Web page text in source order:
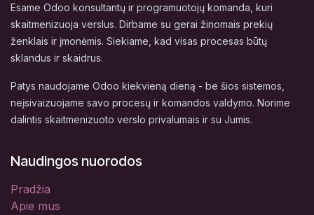
Esame Odoo konsultantų ir programuotojų komanda, kuri
skaitmenizuoja verslus. Dirbame su gerai žinomais prekių
ženklais ir įmonėmis. Siekiame, kad visas procesas būtų
sklandus ir skaidrus.
Patys naudojame Odoo kiekvieną dieną - be šios sistemos,
neįsivaizuojame savo procesų ir komandos valdymo. Norime
dalintis skaitmenizuoto verslo privalumais ir su Jumis.
Naudingos nuorodos
Pradžia
Apie mus